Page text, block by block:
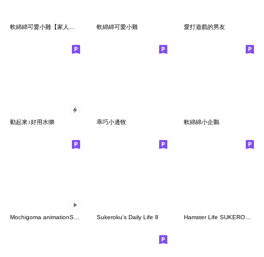
軟綿綿可愛小雞 愛打遊戲的男友
動起來♪好用水獺 乖巧小邊牧 軟綿綿小企鵝
Mochigoma animationSticker Sukeroku's Daily Life 8 Hamster Life SUKEROKU and JIRO